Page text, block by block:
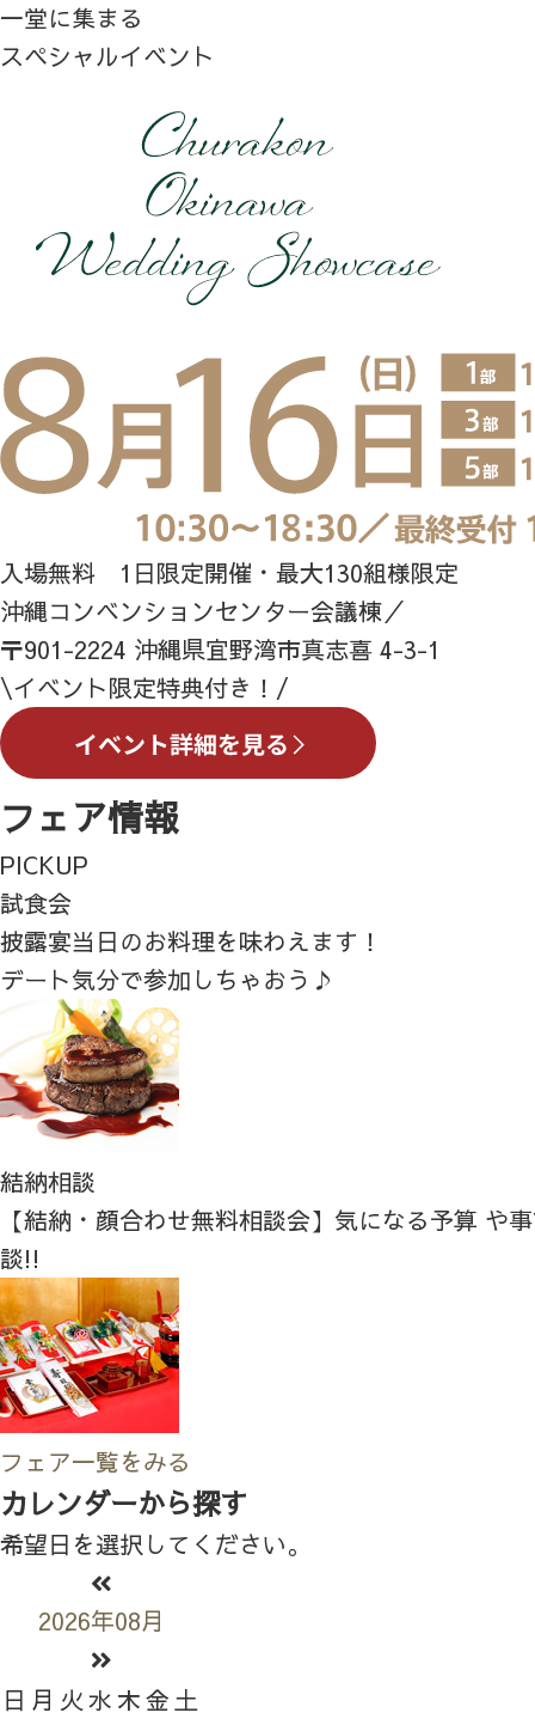
一堂に集まる
スペシャルイベント
入場無料 1日限定開催・最大130組様限定
沖縄コンベンションセンター会議棟／
〒901-2224 沖縄県宜野湾市真志喜 4-3-1
\イベント限定特典付き！/
フェア情報
PICKUP
試食会
披露宴当日のお料理を味わえます！
デート気分で参加しちゃおう♪
結納相談
【結納・顔合わせ無料相談会】気になる予算 や
談!!
フェア一覧をみる
カレンダーから探す
希望日を選択してください。
2026年08月
日 月 火水 木金 土